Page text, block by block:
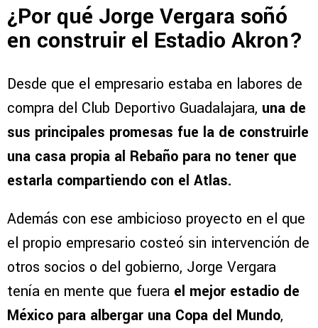
¿Por qué Jorge Vergara soñó
en construir el Estadio Akron?
Desde que el empresario estaba en labores de
compra del Club Deportivo Guadalajara, una de
sus principales promesas fue la de construirle
una casa propia al Rebaño para no tener que
estarla compartiendo con el Atlas.
Además con ese ambicioso proyecto en el que
el propio empresario costeó sin intervención de
otros socios o del gobierno, Jorge Vergara
tenía en mente que fuera el mejor estadio de
México para albergar una Copa del Mundo,